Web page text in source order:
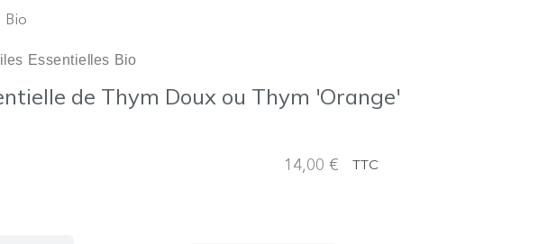
Bio
Essentielles Bio
de Thym Doux ou Thym 'Orange'
14,00 € TTC